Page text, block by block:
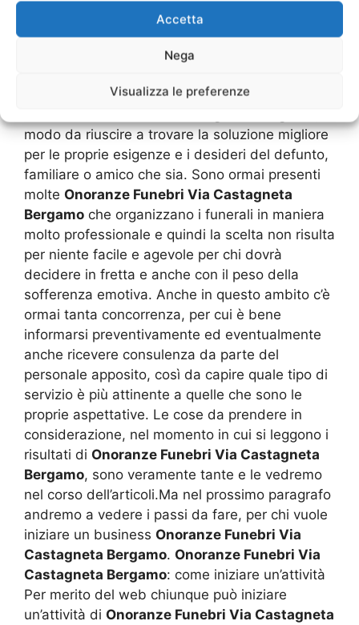
Accetta
Nega
Visualizza le preferenze
degno dell’amore che si è provato per quella
persona. Chi vive a Bergamo e non sa a chi
rivolgersi perché è la prima volta che affronta
poco in una nuova città scriverà su Internet
modo da riuscire a trovare la soluzione migliore
per le proprie esigenze e i desideri del defunto,
familiare o amico che sia. Sono ormai presenti
molte Onoranze Funebri Via Castagneta
Bergamo che organizzano i funerali in maniera
molto professionale e quindi la scelta non risulta
per niente facile e agevole per chi dovrà
decidere in fretta e anche con il peso della
sofferenza emotiva. Anche in questo ambito c’è
ormai tanta concorrenza, per cui è bene
informarsi preventivamente ed eventualmente
anche ricevere consulenza da parte del
personale apposito, così da capire quale tipo di
servizio è più attinente a quelle che sono le
proprie aspettative. Le cose da prendere in
considerazione, nel momento in cui si leggono i
risultati di Onoranze Funebri Via Castagneta
Bergamo, sono veramente tante e le vedremo
nel corso dell’articoli.Ma nel prossimo paragrafo
andremo a vedere i passi da fare, per chi vuole
iniziare un business Onoranze Funebri Via
Castagneta Bergamo. Onoranze Funebri Via
Castagneta Bergamo: come iniziare un’attività
Per merito del web chiunque può iniziare
un’attività di Onoranze Funebri Via Castagneta